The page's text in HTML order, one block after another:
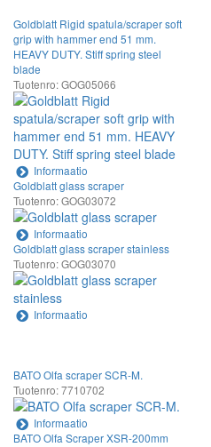
Goldblatt Rigid spatula/scraper soft
grip with hammer end 51 mm.
HEAVY DUTY. Stiff spring steel
blade
Tuotenro: GOG05066
Informaatio
Goldblatt glass scraper
Tuotenro: GOG03072
Informaatio
Goldblatt glass scraper stainless
Tuotenro: GOG03070
Informaatio
BATO Olfa scraper SCR-M.
Tuotenro: 7710702
Informaatio
BATO Olfa Scraper XSR-200mm